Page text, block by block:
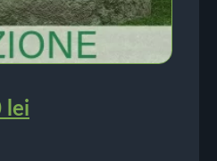
lei